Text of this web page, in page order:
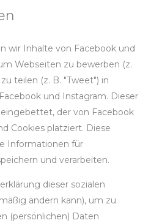
wir Inhalte von Facebook und
Webseiten zu bewerben (z.
teilen (z. B. "Tweet") in
und Instagram. Dieser
der von Facebook
Cookies platziert. Diese
Informationen für
und verarbeiten.
dieser sozialen
ändern kann), um zu
(persönlichen) Daten